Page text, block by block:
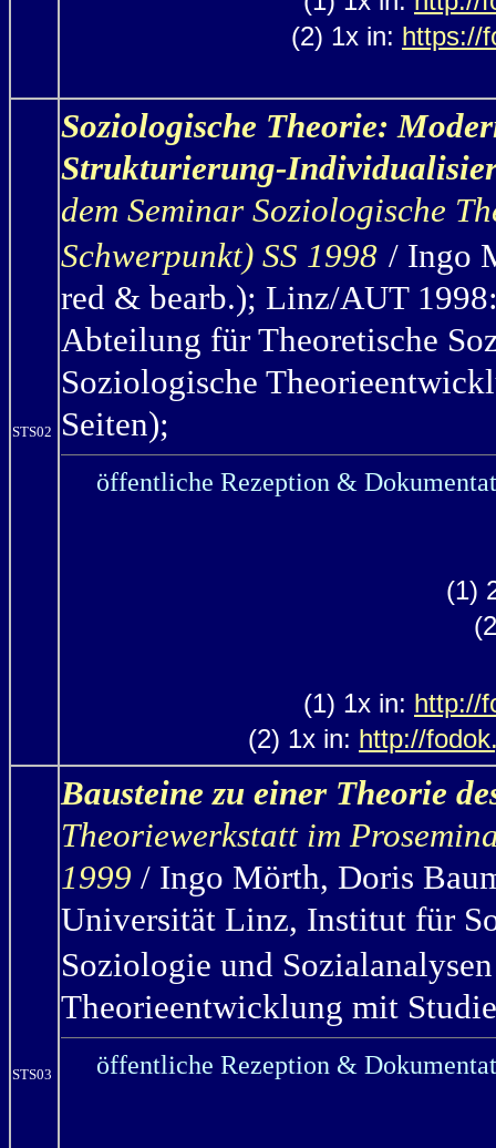
(2) 1x in: https://
STS02
Soziologische Theorie:
Strukturierung-
dem Seminar Soziologische
Schwerpunkt) SS 1998 / Ingo
red & bearb.); Linz/AUT
Abteilung für Theoretische
Soziologische
Seiten);
öffentliche Rezeption &
(1)
(1) 1x in: http://
(2) 1x in: http://
STS03
Bausteine zu einer Theorie
Theoriewerkstatt im
1999 / Ingo Mörth, Doris
Universität Linz, Institut für
Soziologie und Sozialanalysen
Theorieentwicklung mit
öffentliche Rezeption &